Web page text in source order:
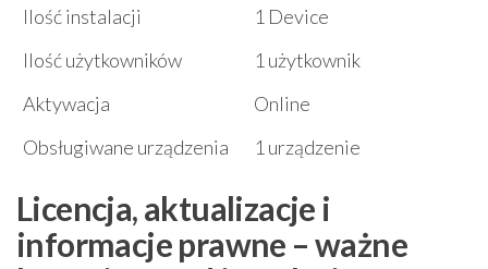
Ilość instalacji
1 Device
Ilość użytkowników
1 użytkownik
Aktywacja
Online
Obsługiwane urządzenia
1 urządzenie
Licencja, aktualizacje i
informacje prawne – ważne